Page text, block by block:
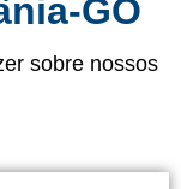
GO
sobre nossos